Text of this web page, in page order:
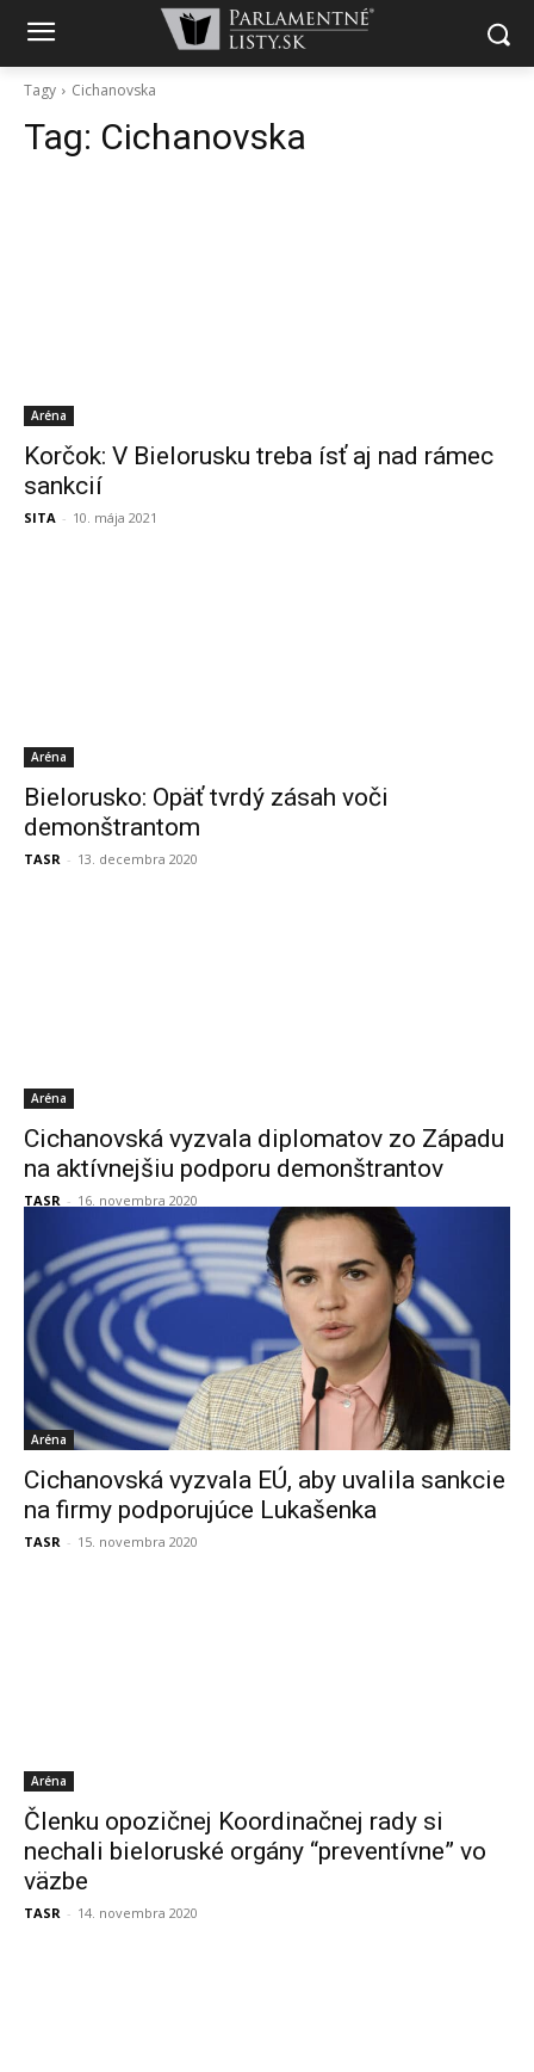
Tagy Cichanovska
Tag: Cichanovska
Aréna
Korčok: V Bielorusku treba ísť aj nad rámec
sankcií
SITA - 10. mája 2021
Aréna
Bielorusko: Opäť tvrdý zásah voči
demonštrantom
TASR - 13. decembra 2020
Aréna
Cichanovská vyzvala diplomatov zo Západu
na aktívnejšiu podporu demonštrantov
TASR - 16. novembra 2020
Aréna
Cichanovská vyzvala EÚ, aby uvalila sankcie
na firmy podporujúce Lukašenka
TASR - 15. novembra 2020
Aréna
Členku opozičnej Koordinačnej rady si
nechali bieloruské orgány “preventívne” vo
väzbe
TASR - 14. novembra 2020